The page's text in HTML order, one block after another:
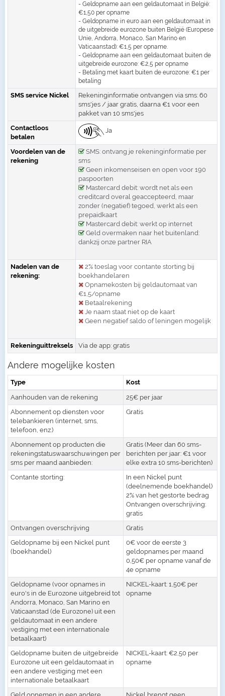
- Geldopname aan een geldautomaat in België:
€1,50 per opname
- Geldopname in euro aan een geldautomaat in
de uitgebreide eurozone buiten België (Europese
Unie, Andorra, Monaco, San Marino en
Vaticaanstad): €1,5 per opname.
- Geldopname aan een geldautomaat buiten de
uitgebreide eurozone: €2,5 per opname
- Betaling met kaart buiten de eurozone: €1 per
betaling
SMS service Nickel
Rekeninginformatie ontvangen via sms: 60
sms'jes / jaar gratis, daarna €1 voor een
pakket van 10 sms'jes
Contactloos
betalen
Ja
Voordelen van de
rekening
SMS: ontvang je rekeninginformatie per
sms
Geen inkomenseisen en open voor 190
paspoorten
Mastercard debit: wordt net als een
creditcard overal geaccepteerd, maar
zonder (negatief) tegoed, werkt als een
prepaidkaart
Mastercard debit: werkt op internet
Geld overmaken naar het buitenland:
dankzij onze partner RIA
Nadelen van de
rekening:
2% toeslag voor contante storting bij
boekhandelaren
Opnamekosten bij geldautomaat van
€1,5/opname
Betaalrekening
Je naam staat niet op de kaart
Geen negatief saldo of leningen mogelijk
Rekeninguittreksels Via de app: gratis
Andere mogelijke kosten
Type
Kost
Aanhouden van de rekening
25€ per jaar
Abonnement op diensten voor
telebankieren (internet, sms,
telefoon, enz.)
Gratis
Abonnement op producten die
rekeningstatuswaarschuwingen per
sms per maand aanbieden:
Gratis (Meer dan 60 sms-
berichten per jaar: €1 voor
elke extra 10 sms-berichten)
Contante storting:
In een Nickel punt
(deelnemende boekhandel)
2% van het gestorte bedrag
Ontvangen overschrijving:
gratis
Ontvangen overschrijving
Gratis
Geldopname bij een Nickel punt
(boekhandel)
0€ voor de eerste 3
geldopnames per maand
0,50€ per opname vanaf de
4e opname
Geldopname (voor opnames in
euro's in de Eurozone uitgebreid tot
Andorra, Monaco, San Marino en
Vaticaanstad (de Eurozone) uit een
geldautomaat in een andere
vestiging met een internationale
betaalkaart)
NICKEL-kaart: 1,50€ per
opname
Geldopname buiten de uitgebreide
Eurozone uit een geldautomaat in
een andere vestiging met een
internationale betaalkaart
NICKEL-kaart: €2,50 per
opname